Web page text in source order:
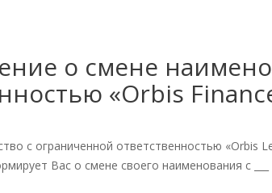
о смене
«Orbis
с ограниченной ответственностью «Orbis
Вас о смене своего наименования с